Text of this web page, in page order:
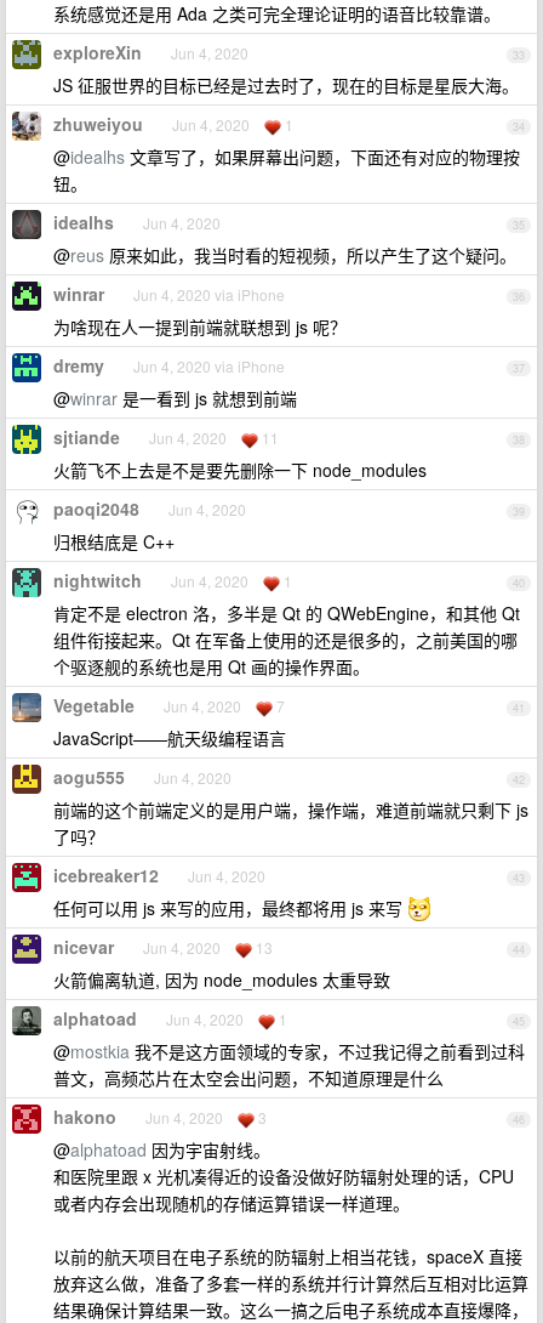
系统感觉还是用 Ada 之类可完全理论证明的语音比较靠谱。
33
exploreXin Jun 4, 2020
JS 征服世界的目标已经是过去时了，现在的目标是星辰大海。
34
zhuweiyou Jun 4, 2020 1
@idealhs 文章写了，如果屏幕出问题，下面还有对应的物理按
钮。
35
idealhs Jun 4, 2020
@reus 原来如此，我当时看的短视频，所以产生了这个疑问。
36
winrar Jun 4, 2020 via iPhone
为啥现在人一提到前端就联想到 js 呢？
37
dremy Jun 4, 2020 via iPhone
@winrar 是一看到 js 就想到前端
38
sjtiande Jun 4, 2020 11
火箭飞不上去是不是要先删除一下 node_modules
39
paoqi2048 Jun 4, 2020
归根结底是 C++
40
nightwitch Jun 4, 2020 1
肯定不是 electron 洛，多半是 Qt 的 QWebEngine，和其他 Qt
组件衔接起来。Qt 在军备上使用的还是很多的，之前美国的哪
个驱逐舰的系统也是用 Qt 画的操作界面。
41
Vegetable Jun 4, 2020 7
JavaScript——航天级编程语言
42
aogu555 Jun 4, 2020
前端的这个前端定义的是用户端，操作端，难道前端就只剩下 js
了吗？
43
icebreaker12 Jun 4, 2020
任何可以用 js 来写的应用，最终都将用 js 来写
44
nicevar Jun 4, 2020 13
火箭偏离轨道, 因为 node_modules 太重导致
45
alphatoad Jun 4, 2020 1
@mostkia 我不是这方面领域的专家，不过我记得之前看到过科
普文，高频芯片在太空会出问题，不知道原理是什么
46
hakono Jun 4, 2020 3
@alphatoad 因为宇宙射线。
和医院里跟 x 光机凑得近的设备没做好防辐射处理的话，CPU
或者内存会出现随机的存储运算错误一样道理。
以前的航天项目在电子系统的防辐射上相当花钱，spaceX 直接
放弃这么做，准备了多套一样的系统并行计算然后互相对比运算
结果确保计算结果一致。这么一搞之后电子系统成本直接爆降，